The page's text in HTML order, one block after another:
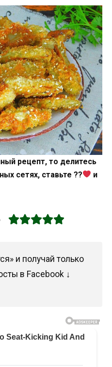
рецепт, то делитесь
сетях, ставьте ??
и
и получай только
в Facebook ↓